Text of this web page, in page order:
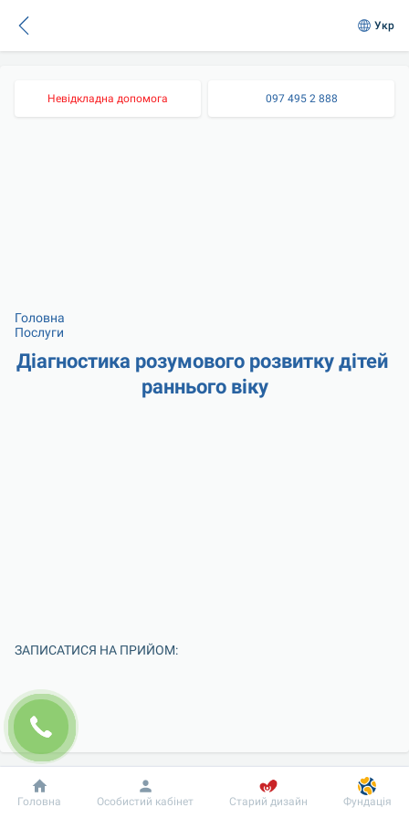
Укр
Невідкладна допомога 097 495 2 888
Головна
Послуги
Діагностика розумового розвитку дітей
раннього віку
ЗАПИСАТИСЯ НА ПРИЙОМ:
Добробут Інформація Пацієнту
Головна Особистий кабінет Старий дизайн Фундація